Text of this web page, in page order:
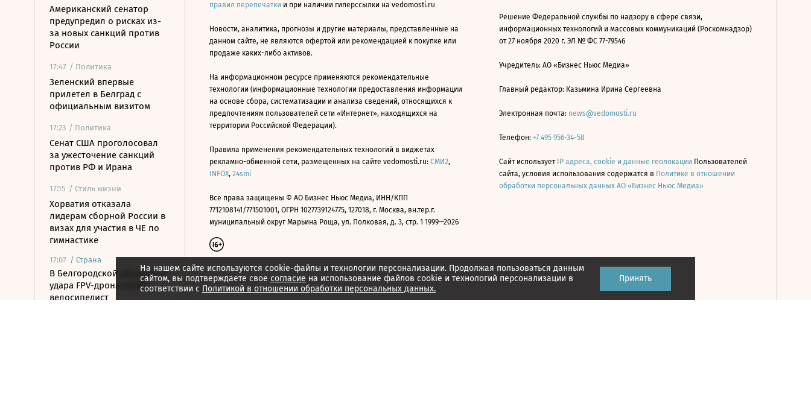
Американский сенатор
предупредил о рисках из-
за новых санкций против
России
17:47 / Политика
Зеленский впервые
прилетел в Белград с
официальным визитом
17:23 / Политика
Сенат США проголосовал
за ужесточение санкций
против РФ и Ирана
17:15 / Стиль жизни
Хорватия отказала
лидерам сборной России в
визах для участия в ЧЕ по
гимнастике
17:07 / Страна
В Белгородской области от
удара FPV-дрона погиб
велосипедист
На нашем сайте используются cookie-файлы и технологии персонализации. Продолжая пользоваться данным
сайтом, вы подтверждаете свое согласие на использование файлов cookie и технологий персонализации в
соответствии с Политикой в отношении обработки персональных данных.
Принять
правил перепечатки и при наличии гиперссылки на vedomosti.ru
Новости, аналитика, прогнозы и другие материалы, представленные на
данном сайте, не являются офертой или рекомендацией к покупке или
продаже каких-либо активов.
На информационном ресурсе применяются рекомендательные
технологии (информационные технологии предоставления информации
на основе сбора, систематизации и анализа сведений, относящихся к
предпочтениям пользователей сети «Интернет», находящихся на
территории Российской Федерации).
Правила применения рекомендательных технологий в виджетах
рекламно-обменной сети, размещенных на сайте vedomosti.ru: СМИ2,
INFOX, 24smi
Все права защищены © АО Бизнес Ньюс Медиа, ИНН/КПП
7712108141/771501001, ОГРН 1027739124775, 127018, г. Москва, вн.тер.г.
муниципальный округ Марьина Роща, ул. Полковая, д. 3, стр. 1 1999—2026
Решение Федеральной службы по надзору в сфере связи,
информационных технологий и массовых коммуникаций (Роскомнадзор)
от 27 ноября 2020 г. ЭЛ № ФС 77-79546
Учредитель: АО «Бизнес Ньюс Медиа»
Главный редактор: Казьмина Ирина Сергеевна
Электронная почта: news@vedomosti.ru
Телефон: +7 495 956-34-58
Сайт использует IP адреса, cookie и данные геолокации Пользователей
сайта, условия использования содержатся в Политике в отношении
обработки персональных данных АО «Бизнес Ньюс Медиа»